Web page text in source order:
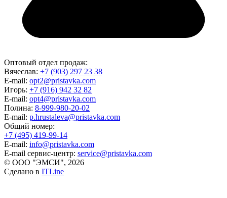
Оптовый отдел продаж:
Вячеслав: +7 (903) 297 23 38
E-mail: opt2@pristavka.com
Игорь: +7 (916) 942 32 82
E-mail: opt4@pristavka.com
Полина: 8-999-980-20-02
E-mail: p.hrustaleva@pristavka.com
Общий номер:
+7 (495) 419-99-14
E-mail: info@pristavka.com
E-mail сервис-центр: service@pristavka.com
© ООО "ЭМСИ", 2026
Сделано в ITLine